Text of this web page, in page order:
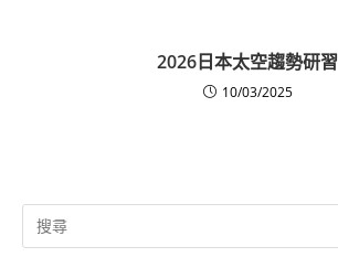
2026日本太空趨勢研習
10/03/2025
Search
for: